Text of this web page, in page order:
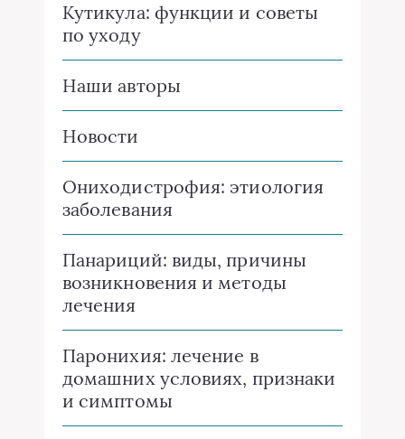
Кутикула: функции и советы
по уходу
Наши авторы
Новости
Ониходистрофия: этиология
заболевания
Панариций: виды, причины
возникновения и методы
лечения
Паронихия: лечение в
домашних условиях, признаки
и симптомы